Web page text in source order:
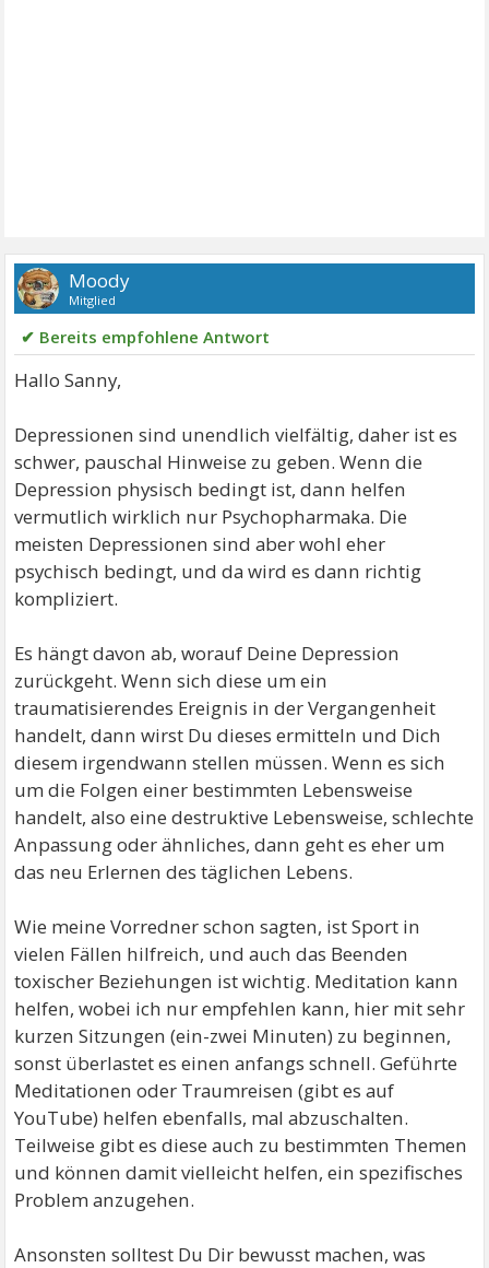
Moody
Mitglied
✔ Bereits empfohlene Antwort
Hallo Sanny,
Depressionen sind unendlich vielfältig, daher ist es
schwer, pauschal Hinweise zu geben. Wenn die
Depression physisch bedingt ist, dann helfen
vermutlich wirklich nur Psychopharmaka. Die
meisten Depressionen sind aber wohl eher
psychisch bedingt, und da wird es dann richtig
kompliziert.
Es hängt davon ab, worauf Deine Depression
zurückgeht. Wenn sich diese um ein
traumatisierendes Ereignis in der Vergangenheit
handelt, dann wirst Du dieses ermitteln und Dich
diesem irgendwann stellen müssen. Wenn es sich
um die Folgen einer bestimmten Lebensweise
handelt, also eine destruktive Lebensweise, schlechte
Anpassung oder ähnliches, dann geht es eher um
das neu Erlernen des täglichen Lebens.
Wie meine Vorredner schon sagten, ist Sport in
vielen Fällen hilfreich, und auch das Beenden
toxischer Beziehungen ist wichtig. Meditation kann
helfen, wobei ich nur empfehlen kann, hier mit sehr
kurzen Sitzungen (ein-zwei Minuten) zu beginnen,
sonst überlastet es einen anfangs schnell. Geführte
Meditationen oder Traumreisen (gibt es auf
YouTube) helfen ebenfalls, mal abzuschalten.
Teilweise gibt es diese auch zu bestimmten Themen
und können damit vielleicht helfen, ein spezifisches
Problem anzugehen.
Ansonsten solltest Du Dir bewusst machen, was